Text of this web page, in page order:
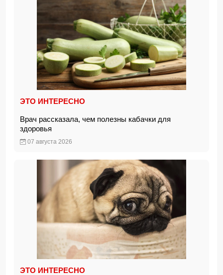
ЭТО ИНТЕРЕСНО
Врач рассказала, чем полезны кабачки для
здоровья
07 августа 2026
ЭТО ИНТЕРЕСНО